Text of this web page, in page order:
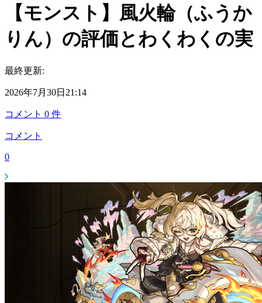
【モンスト】風火輪（ふうか
りん）の評価とわくわくの実
最終更新:
2026年7月30日21:14
コメント 0 件
コメント
0